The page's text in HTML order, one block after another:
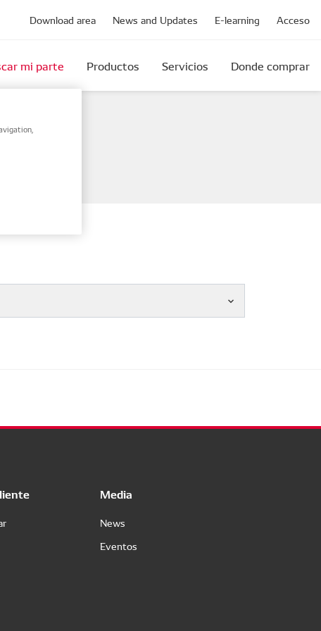
Download area News and Updates E-learning Acceso
mi parte Productos Servicios Donde comprar
Media
News
Eventos